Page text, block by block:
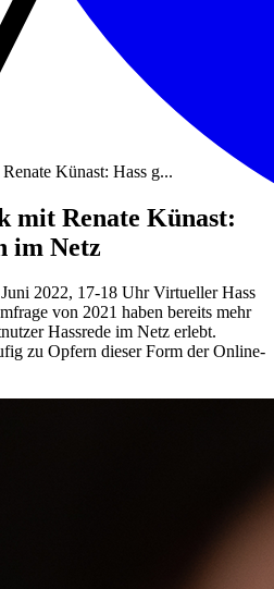
Künast: Hass g...
mit Renate Künast:
im Netz
2022, 17-18 Uhr Virtueller Hass
von 2021 haben bereits mehr
Hassrede im Netz erlebt.
zu Opfern dieser Form der Online-